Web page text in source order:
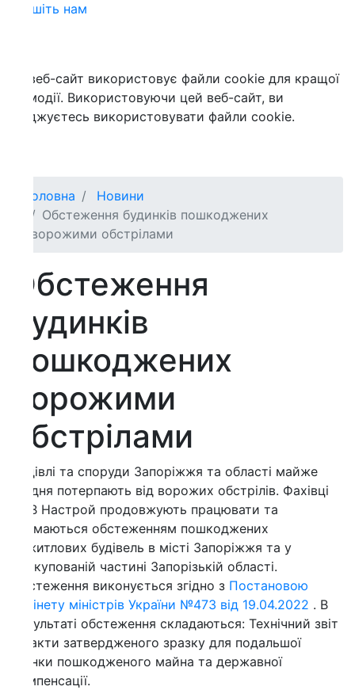
нам
сайт використовує файли cookie для кращої
Використовуючи цей веб-сайт, ви
використовувати файли cookie.
Новини
Обстеження будинків пошкоджених
обстрілами
та споруди Запоріжжя та області майже
потерпають від ворожих обстрілів. Фахівці
Настрой продовжують працювати та
обстеженням пошкоджених
будівель в місті Запоріжжя та у
частині Запорізькій області.
виконується згідно зПостановою
міністрів України №473 від 19.04.2022. В
обстеження складаються: Технічний звіт
затвердженого зразку для подальшої
пошкодженого майна та державної